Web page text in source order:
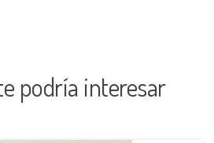
podría interesar